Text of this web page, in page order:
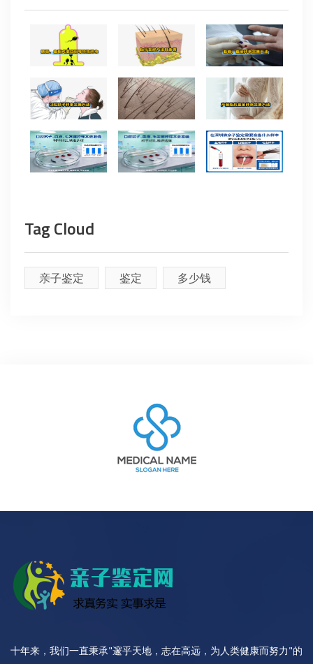
Tag Cloud
亲子鉴定 鉴定 多少钱
十年来，我们一直秉承"邃乎天地，志在高远，为人类健康而努力"的